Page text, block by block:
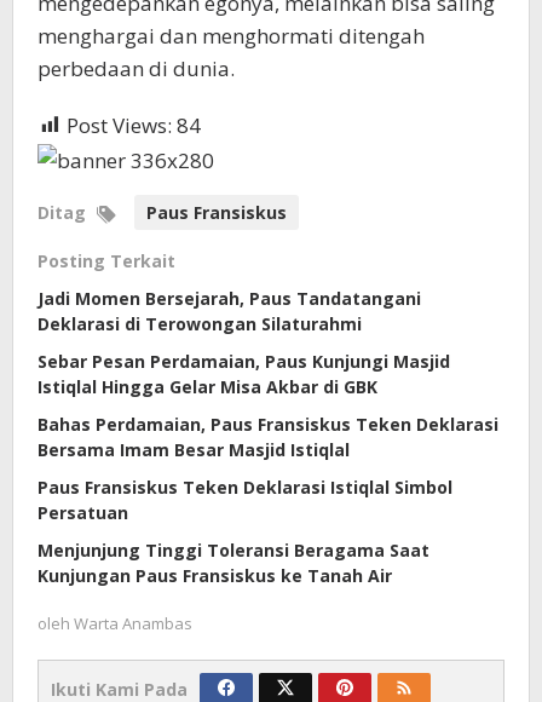
menghargai dan menghormati ditengah
perbedaan di dunia.
Post Views: 84
Ditag Paus Fransiskus
Posting Terkait
Jadi Momen Bersejarah, Paus Tandatangani
Deklarasi di Terowongan Silaturahmi
Sebar Pesan Perdamaian, Paus Kunjungi Masjid
Istiqlal Hingga Gelar Misa Akbar di GBK
Bahas Perdamaian, Paus Fransiskus Teken Deklarasi
Bersama Imam Besar Masjid Istiqlal
Paus Fransiskus Teken Deklarasi Istiqlal Simbol
Persatuan
Menjunjung Tinggi Toleransi Beragama Saat
Kunjungan Paus Fransiskus ke Tanah Air
oleh Warta Anambas
Ikuti Kami Pada